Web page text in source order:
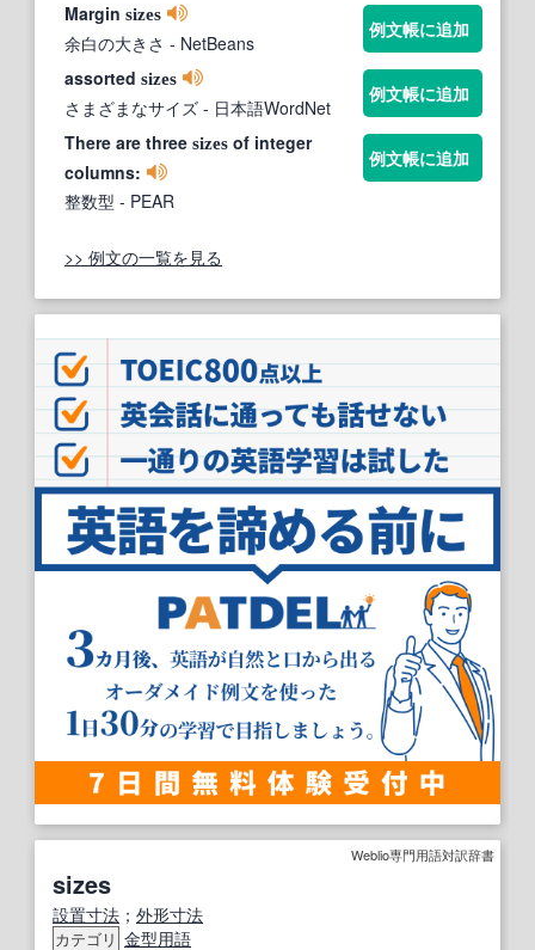
Margin sizes
余白の大きさ - NetBeans
例文帳に追加
assorted sizes
さまざまなサイズ - 日本語WordNet
例文帳に追加
There are three sizes of integer
columns:
整数型 - PEAR
例文帳に追加
>> 例文の一覧を見る
Weblio専門用語対訳辞書
sizes
設置寸法 ； 外形寸法
カテゴリ 金型用語